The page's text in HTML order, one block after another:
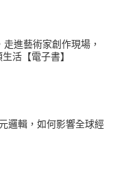
進藝術家創作現場，
活【電子書】
邏輯，如何影響全球經